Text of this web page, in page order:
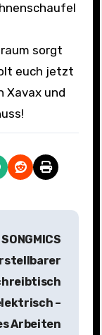
sorgt
euch jetzt
Xavax und
SONGMICS
–
Arbeiten